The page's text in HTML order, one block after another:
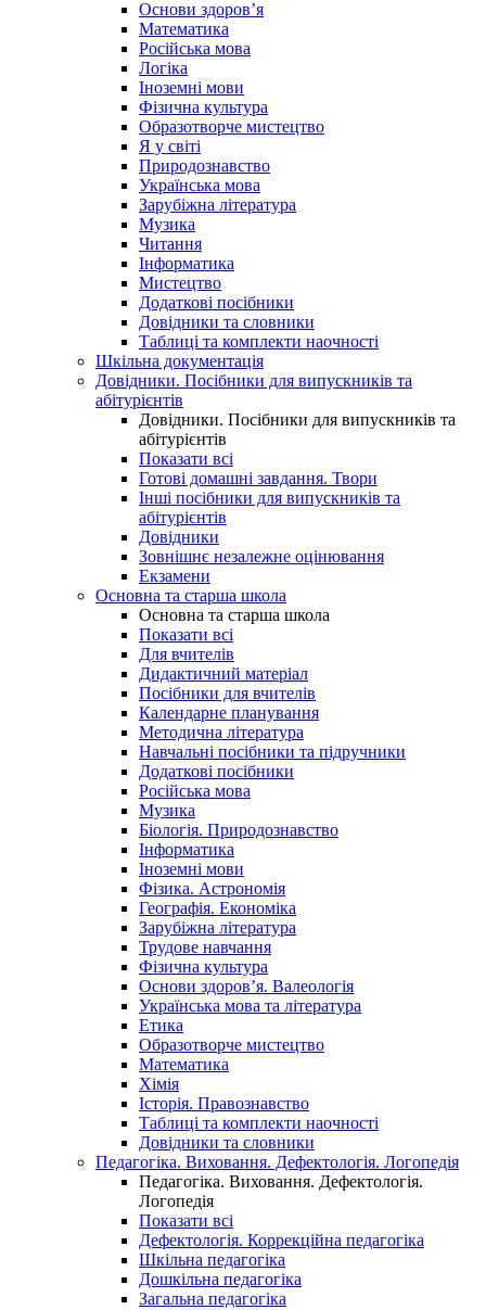
Основи здоров’я
Математика
Російська мова
Логіка
Іноземні мови
Фізична культура
Образотворче мистецтво
Я у світі
Природознавство
Українська мова
Зарубіжна література
Музика
Читання
Інформатика
Мистецтво
Додаткові посібники
Довідники та словники
Таблиці та комплекти наочності
Шкільна документація
Довідники. Посібники для випускників та
абітурієнтів
Довідники. Посібники для випускників та
абітурієнтів
Показати всі
Готові домашні завдання. Твори
Інші посібники для випускників та
абітурієнтів
Довідники
Зовнішнє незалежне оцінювання
Екзамени
Основна та старша школа
Основна та старша школа
Показати всі
Для вчителів
Дидактичний матеріал
Посібники для вчителів
Календарне планування
Методична література
Навчальні посібники та підручники
Додаткові посібники
Російська мова
Музика
Біологія. Природознавство
Інформатика
Іноземні мови
Фізика. Астрономія
Географія. Економіка
Зарубіжна література
Трудове навчання
Фізична культура
Основи здоров’я. Валеологія
Українська мова та література
Етика
Образотворче мистецтво
Математика
Хімія
Історія. Правознавство
Таблиці та комплекти наочності
Довідники та словники
Педагогіка. Виховання. Дефектологія. Логопедія
Педагогіка. Виховання. Дефектологія.
Логопедія
Показати всі
Дефектологія. Коррекційна педагогіка
Шкільна педагогіка
Дошкільна педагогіка
Загальна педагогіка